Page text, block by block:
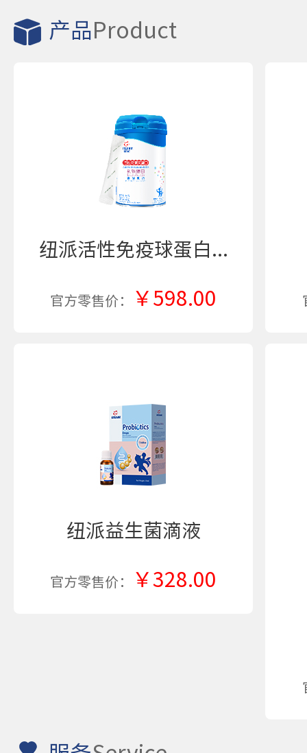
产品 Product
纽派活性免疫球蛋白...
官方零售价： ￥598.00
纽派益生菌滴液
官方零售价： ￥328.00